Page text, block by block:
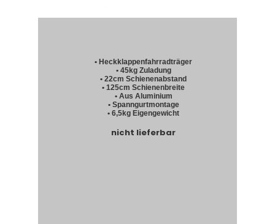
• Heckklappenfahrradträger
• 45kg Zuladung
• 22cm Schienenabstand
• 125cm Schienenbreite
• Aus Aluminium
• Spanngurtmontage
• 6,5kg Eigengewicht
nicht lieferbar